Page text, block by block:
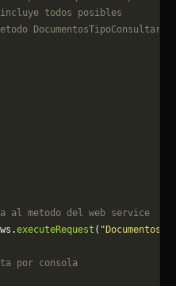
todos posibles
DocumentosTipoConsultar,
al metodo del web service
ws.executeRequest (
por consola